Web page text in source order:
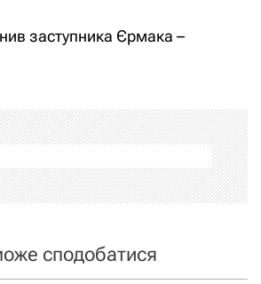
заступника Єрмака –
сподобатися